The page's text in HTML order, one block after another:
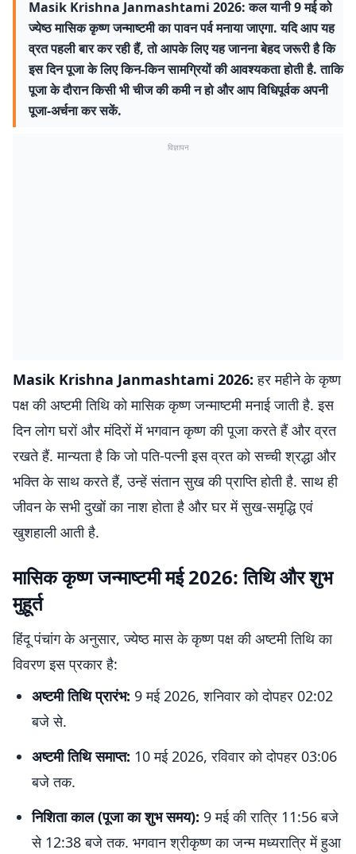
Masik Krishna Janmashtami 2026: कल यानी 9 मई को
ज्येष्ठ मासिक कृष्ण जन्माष्टमी का पावन पर्व मनाया जाएगा. यदि आप यह
व्रत पहली बार कर रही हैं, तो आपके लिए यह जानना बेहद जरूरी है कि
इस दिन पूजा के लिए किन-किन सामग्रियों की आवश्यकता होती है. ताकि
पूजा के दौरान किसी भी चीज की कमी न हो और आप विधिपूर्वक अपनी
पूजा-अर्चना कर सकें.
विज्ञापन
Masik Krishna Janmashtami 2026: हर महीने के कृष्ण
पक्ष की अष्टमी तिथि को मासिक कृष्ण जन्माष्टमी मनाई जाती है. इस
दिन लोग घरों और मंदिरों में भगवान कृष्ण की पूजा करते हैं और व्रत
रखते हैं. मान्यता है कि जो पति-पत्नी इस व्रत को सच्ची श्रद्धा और
भक्ति के साथ करते हैं, उन्हें संतान सुख की प्राप्ति होती है. साथ ही
जीवन के सभी दुखों का नाश होता है और घर में सुख-समृद्धि एवं
खुशहाली आती है.
मासिक कृष्ण जन्माष्टमी मई 2026: तिथि और शुभ
मुहूर्त
हिंदू पंचांग के अनुसार, ज्येष्ठ मास के कृष्ण पक्ष की अष्टमी तिथि का
विवरण इस प्रकार है:
अष्टमी तिथि प्रारंभ: 9 मई 2026, शनिवार को दोपहर 02:02
बजे से.
अष्टमी तिथि समाप्त: 10 मई 2026, रविवार को दोपहर 03:06
बजे तक.
निशिता काल (पूजा का शुभ समय): 9 मई की रात्रि 11:56 बजे
से 12:38 बजे तक. भगवान श्रीकृष्ण का जन्म मध्यरात्रि में हुआ